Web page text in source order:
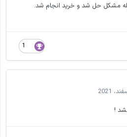
مشکل حل شد و خرید انجام شد.
1
!